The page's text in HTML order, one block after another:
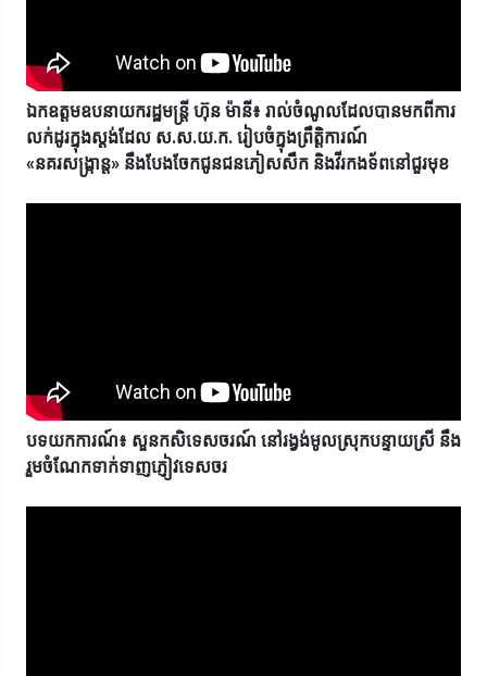
ឯកឧត្តមឧបនាយករដ្ឋមន្ត្រី ហ៊ុន ម៉ានី៖ រាល់ចំណូលដែលបានមកពីការ
លក់ដូរក្នុងស្តង់ដែល ស.ស.យ.ក. រៀបចំក្នុងព្រឹត្តិការណ៍
«នគរសង្ក្រាន្ត» នឹងបែងចែកជូនជនភៀសសឹក និងវីរកងទ័ពនៅជួរមុខ
បទយកការណ៍៖ សួនកសិទេសចរណ៍ នៅរង្វង់មូលស្រុកបន្ទាយស្រី នឹង
រួមចំណែកទាក់ទាញភ្ញៀវទេសចរ